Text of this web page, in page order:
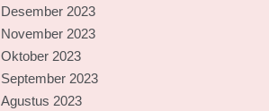
Desember 2023
November 2023
Oktober 2023
September 2023
Agustus 2023